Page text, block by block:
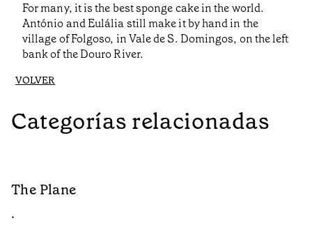
For many, it is the best sponge cake in the world.
António and Eulália still make it by hand in the
village of Folgoso, in Vale de S. Domingos, on the left
bank of the Douro River.
VOLVER
Categorías relacionadas
The Plane
•